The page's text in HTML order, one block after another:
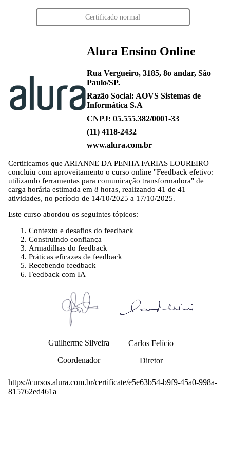
Certificado normal
Alura Ensino Online
Rua Vergueiro, 3185, 8o andar, São
Paulo/SP.
Razão Social: AOVS Sistemas de
Informática S.A
CNPJ: 05.555.382/0001-33
(11) 4118-2432
www.alura.com.br
Certificamos que ARIANNE DA PENHA FARIAS LOUREIRO
concluiu com aproveitamento o curso online "Feedback efetivo:
utilizando ferramentas para comunicação transformadora" de
carga horária estimada em 8 horas, realizando 41 de 41
atividades, no período de 14/10/2025 a 17/10/2025.
Este curso abordou os seguintes tópicos:
Contexto e desafios do feedback
Construindo confiança
Armadilhas do feedback
Práticas eficazes de feedback
Recebendo feedback
Feedback com IA
Guilherme Silveira
Coordenador
Carlos Felício
Diretor
https://cursos.alura.com.br/certificate/e5e63b54-b9f9-45a0-998a-
815762ed461a